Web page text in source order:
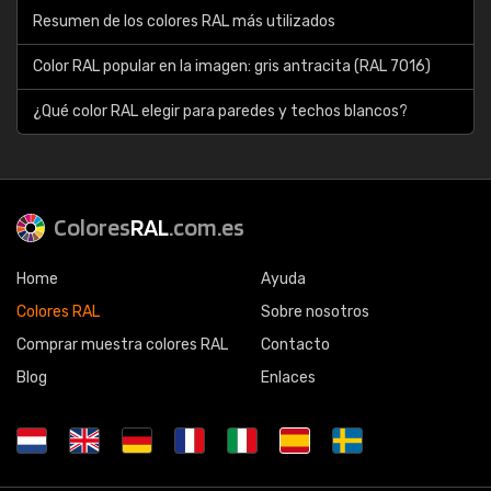
Resumen de los colores RAL más utilizados
Color RAL popular en la imagen: gris antracita (RAL 7016)
¿Qué color RAL elegir para paredes y techos blancos?
ColoresRAL.com.es
Home
Colores RAL
Comprar muestra colores RAL
Blog
Ayuda
Sobre nosotros
Contacto
Enlaces